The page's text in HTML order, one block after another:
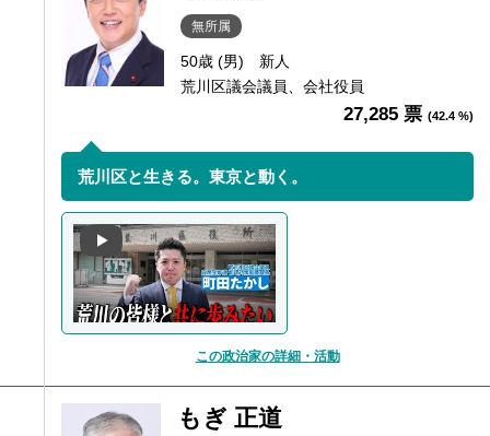
無所属
50歳 (男)
新人
荒川区議会議員、会社役員
27,285 票 (42.4 %)
荒川区と生きる。東京と動く。
この政治家の詳細・活動
もぎ 正道